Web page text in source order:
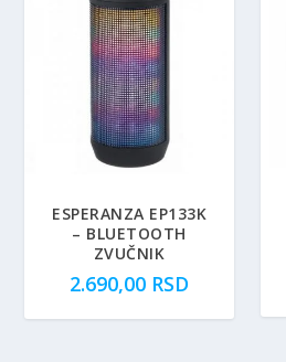
ESPERANZA EP133K
– BLUETOOTH
ZVUČNIK
2.690,00 RSD